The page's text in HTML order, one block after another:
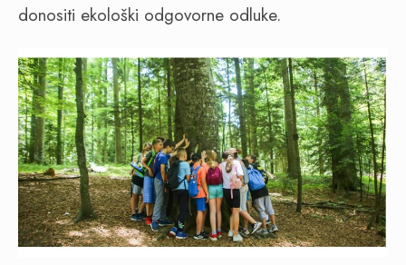
donositi ekološki odgovorne odluke.